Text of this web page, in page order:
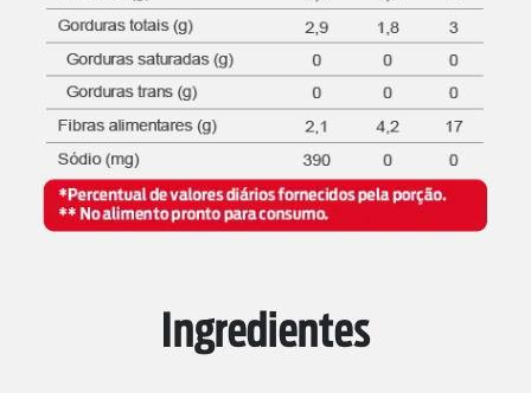
Ingredientes